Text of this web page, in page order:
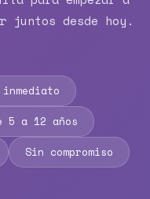
juntos desde hoy.
inmediato
5 a 12 años
Sin compromiso